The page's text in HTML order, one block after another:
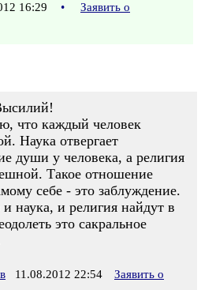
16:29 •
Заявить о
что каждый человек
Наука отвергает
души у человека, а религия
Такое отношение
себе - это заблуждение.
наука, и религия найдут в
это сакральное
11.08.2012 22:54
Заявить о